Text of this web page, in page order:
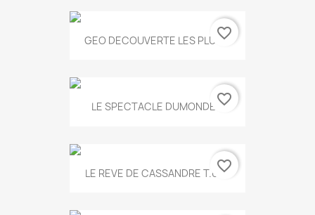
GEO DECOUVERTE LES PLUS...
favorite_border
LE SPECTACLE DUMONDE...favorite_border
LE REVE DE CASSANDRE T.634
favorite_border